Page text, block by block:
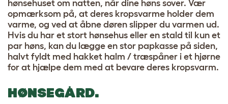
hønsehuset om natten, når dine høns sover. Vær
opmærksom på, at deres kropsvarme holder dem
varme, og ved at åbne døren slipper du varmen ud.
Hvis du har et stort hønsehus eller en stald til kun et
par høns, kan du lægge en stor papkasse på siden,
halvt fyldt med hakket halm / træspåner i et hjørne
for at hjælpe dem med at bevare deres kropsvarm.
HØNSEGÅRD.